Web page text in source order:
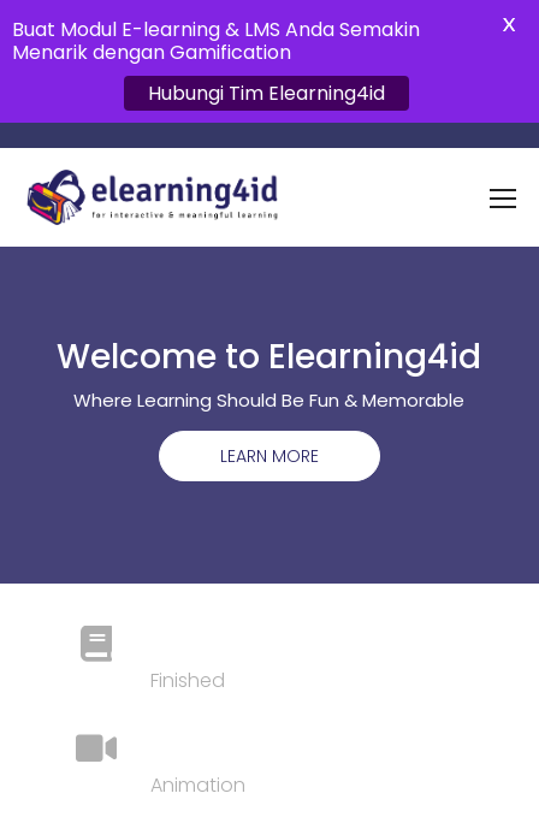
Welcome to Elearning4id
Where Learning Should Be Fun & Memorable
LEARN MORE
Finished
Animation
Buat Modul E-learning & LMS Anda Semakin
Menarik dengan Gamification
Hubungi Tim Elearning4id
X